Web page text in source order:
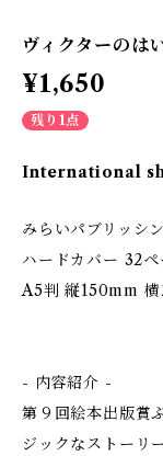
ヴィクターのは
¥1,650
残り1点
International
みらいパブリッシ
ハードカバー 32ペ
A5判 縦150mm
- 内容紹介 -
第９回絵本出版賞
ジックなストーリ